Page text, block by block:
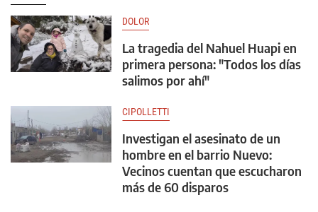
DOLOR
La tragedia del Nahuel Huapi en
primera persona: "Todos los días
salimos por ahí"
CIPOLLETTI
Investigan el asesinato de un
hombre en el barrio Nuevo:
Vecinos cuentan que escucharon
más de 60 disparos